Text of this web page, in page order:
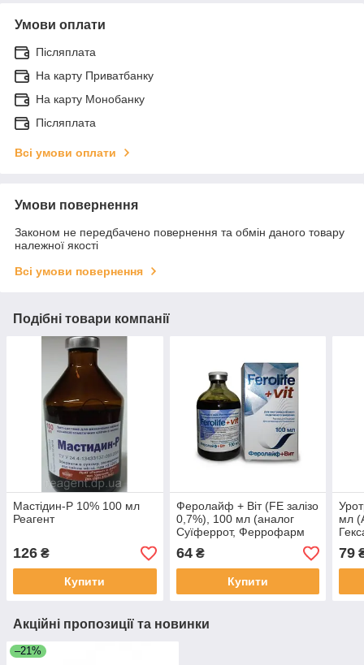
Умови оплати
Післяплата
На карту Приватбанку
На карту Монобанку
Післяплата
Всі умови оплати
Умови повернення
Законом не передбачено повернення та обмін даного товару
належної якості
Всі умови повернення
Подібні товари компанії
Мастідин-Р 10% 100 мл
Реагент
126 ₴
Купити
Феролайф + Віт (FE залізо
0,7%), 100 мл (аналог
Суїферрот, Феррофарм
Мультивіт, Суїферон)
64₴
Купити
мл
79
Акційні пропозиції та новинки
–21%